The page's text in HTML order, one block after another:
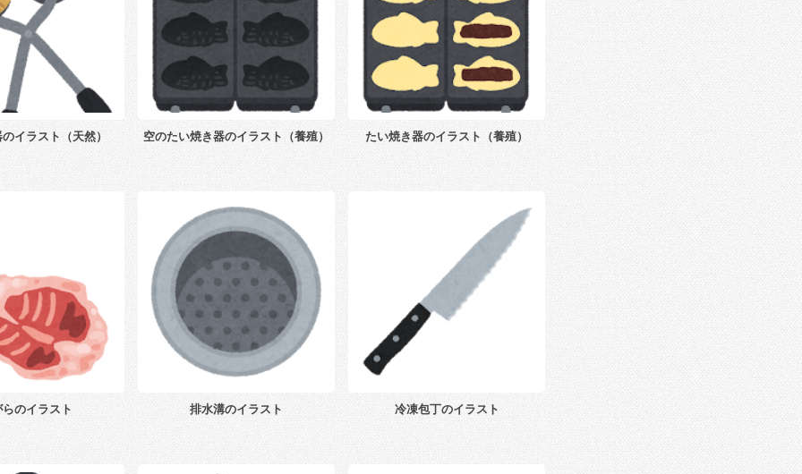
イラスト（天然） 空のたい焼き器のイラスト（養殖） たい焼き器のイラスト（養殖）
のイラスト 排水溝のイラスト 冷凍包丁のイラスト